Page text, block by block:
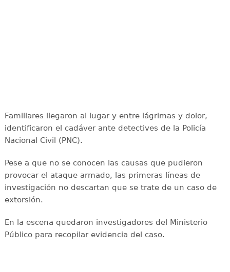
Familiares llegaron al lugar y entre lágrimas y dolor,
identificaron el cadáver ante detectives de la Policía
Nacional Civil (PNC).
Pese a que no se conocen las causas que pudieron
provocar el ataque armado, las primeras líneas de
investigación no descartan que se trate de un caso de
extorsión.
En la escena quedaron investigadores del Ministerio
Público para recopilar evidencia del caso.